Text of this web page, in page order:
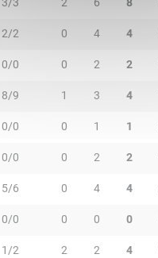
2/2 0 4 4
0/0 0 2 2
8/9 1 3 4
0/0 0 1 1
0/0 0 2 2
5/6 0 4 4
0/0 0 0 0
1/2 2 2 4